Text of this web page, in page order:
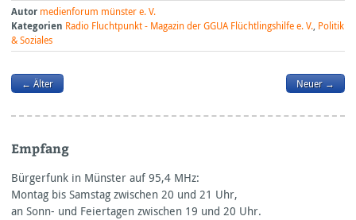
Autor medienforum münster e. V.
Kategorien Radio Fluchtpunkt - Magazin der GGUA Flüchtlingshilfe e. V., Politik
& Soziales
← Älter Neuer →
Empfang
Bürgerfunk in Münster auf 95,4 MHz:
Montag bis Samstag zwischen 20 und 21 Uhr,
an Sonn- und Feiertagen zwischen 19 und 20 Uhr.